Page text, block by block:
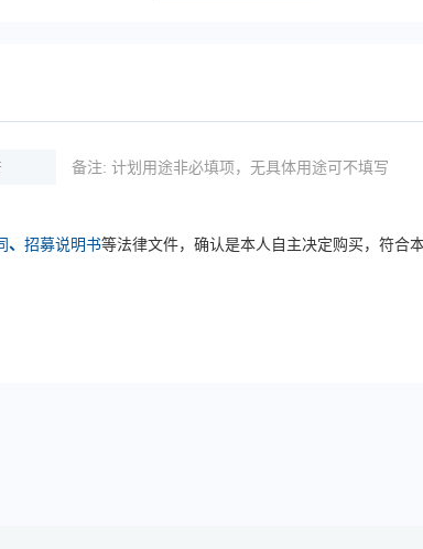
备注: 计划用途非必填项，无具体用途可不填写
、 招募说明书等法律文件，确认是本人自主决定购买，符合